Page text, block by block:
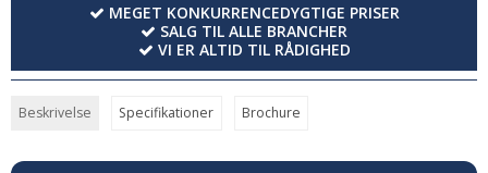
MEGET KONKURRENCEDYGTIGE PRISER
SALG TIL ALLE BRANCHER
VI ER ALTID TIL RÅDIGHED
Beskrivelse Specifikationer Brochure